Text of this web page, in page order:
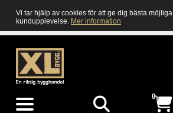
Vi tar hjälp av cookies för att ge dig bästa möjliga
kundupplevelse. Mer information
0